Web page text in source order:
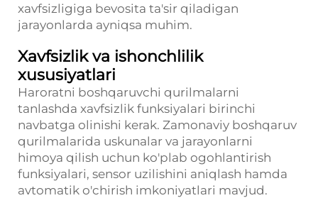
xavfsizligiga bevosita ta'sir qiladigan
jarayonlarda ayniqsa muhim.
Xavfsizlik va ishonchlilik
xususiyatlari
Haroratni boshqaruvchi qurilmalarni
tanlashda xavfsizlik funksiyalari birinchi
navbatga olinishi kerak. Zamonaviy boshqaruv
qurilmalarida uskunalar va jarayonlarni
himoya qilish uchun ko'plab ogohlantirish
funksiyalari, sensor uzilishini aniqlash hamda
avtomatik o'chirish imkoniyatlari mavjud.